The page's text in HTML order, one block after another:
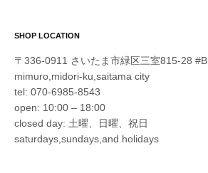
SHOP LOCATION
〒336-0911 さいたま市緑区三室815-28 #B
mimuro,midori-ku,saitama city
tel: 070-6985-8543
open: 10:00 – 18:00
closed day: 土曜、日曜、祝日
saturdays,sundays,and holidays